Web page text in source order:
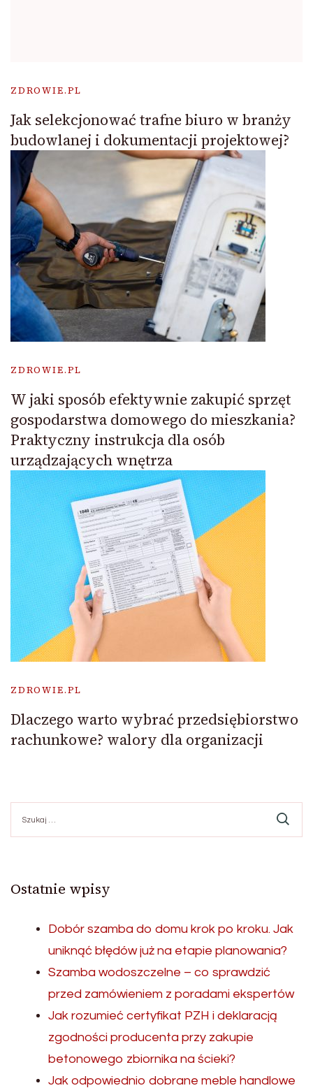
ZDROWIE.PL
Jak selekcjonować trafne biuro w branży
budowlanej i dokumentacji projektowej?
ZDROWIE.PL
W jaki sposób efektywnie zakupić sprzęt
gospodarstwa domowego do mieszkania?
Praktyczny instrukcja dla osób
urządzających wnętrza
ZDROWIE.PL
Dlaczego warto wybrać przedsiębiorstwo
rachunkowe? walory dla organizacji
Ostatnie wpisy
Dobór szamba do domu krok po kroku. Jak
uniknąć błędów już na etapie planowania?
Szamba wodoszczelne – co sprawdzić
przed zamówieniem z poradami ekspertów
Jak rozumieć certyfikat PZH i deklaracją
zgodności producenta przy zakupie
betonowego zbiornika na ścieki?
Jak odpowiednio dobrane meble handlowe